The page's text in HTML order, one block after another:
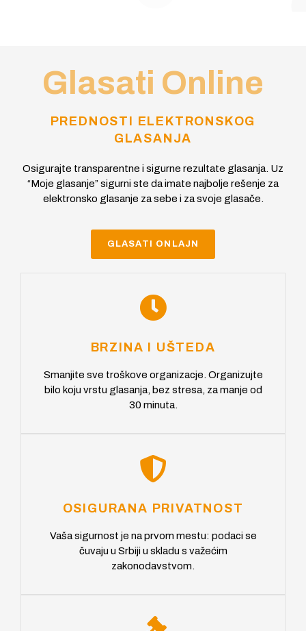
Glasati Online
PREDNOSTI ELEKTRONSKOG
GLASANJA
Osigurajte transparentne i sigurne rezultate glasanja. Uz
“Moje glasanje” sigurni ste da imate najbolje rešenje za
elektronsko glasanje za sebe i za svoje glasače.
GLASATI ONLAJN
BRZINA I UŠTEDA
Smanjite sve troškove organizacje. Organizujte
bilo koju vrstu glasanja, bez stresa, za manje od
30 minuta.
OSIGURANA PRIVATNOST
Vaša sigurnost je na prvom mestu: podaci se
čuvaju u Srbiji u skladu s važećim
zakonodavstvom.